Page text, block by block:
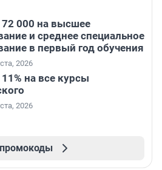
000 на высшее
и среднее специальное
в первый год обучения
2026
на все курсы
2026